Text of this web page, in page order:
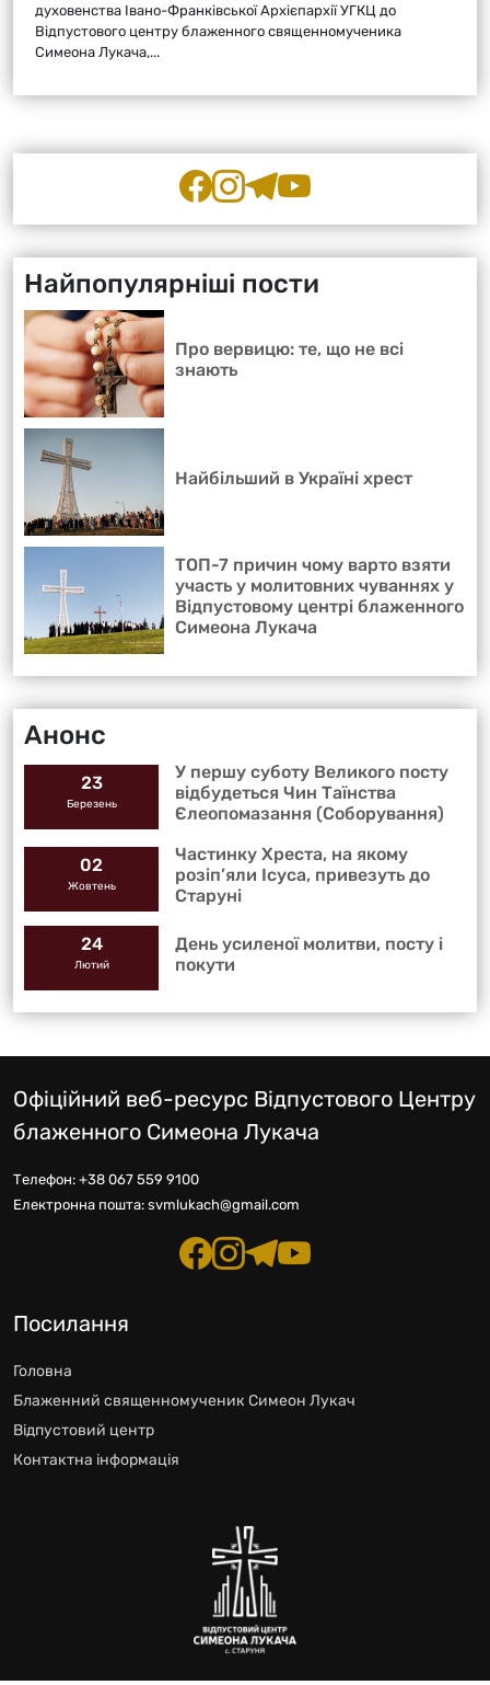
духовенства Івано-Франківської Архієпархії УГКЦ до
Відпустового центру блаженного священномученика
Симеона Лукача,...
Найпопулярніші пости
Про вервицю: те, що не всі
знають
Найбільший в Україні хрест
ТОП-7 причин чому варто взяти
участь у молитовних чуваннях у
Відпустовому центрі блаженного
Симеона Лукача
Анонс
23
Березень
У першу суботу Великого посту
відбудеться Чин Таїнства
Єлеопомазання (Соборування)
02
Жовтень
Частинку Хреста, на якому
розіп’яли Ісуса, привезуть до
Старуні
24
Лютий
День усиленої молитви, посту і
покути
Офіційний веб-ресурс Відпустового Центру
блаженного Симеона Лукача
Телефон: +38 067 559 9100
Електронна пошта: svmlukach@gmail.com
Посилання
Головна
Блаженний священномученик Симеон Лукач
Відпустовий центр
Контактна інформація